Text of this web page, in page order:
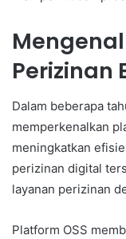
Perizinan
Dalam beberapa
memperkenalkan
meningkatkan
perizinan digital
layanan perizinan
Platform OSS